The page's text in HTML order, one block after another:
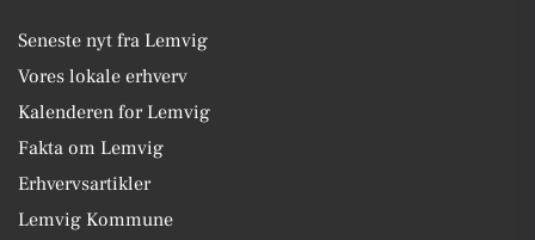
Seneste nyt fra Lemvig
Vores lokale erhverv
Kalenderen for Lemvig
Fakta om Lemvig
Erhvervsartikler
Lemvig Kommune